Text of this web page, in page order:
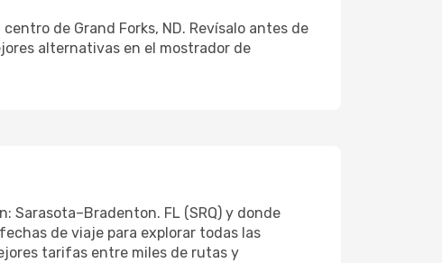
de Grand Forks, ND. Revísalo antes de
alternativas en el mostrador de
Sarasota–Bradenton. FL (SRQ) y donde
de viaje para explorar todas las
tarifas entre miles de rutas y